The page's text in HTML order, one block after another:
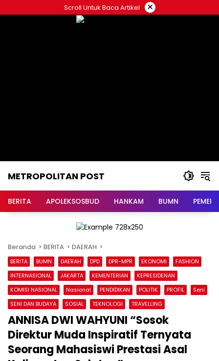
ke
Scroll Untuk Baca Artikel ×
METROPOLITAN POST
BERITA APOLEKSOSBUD HANKAM BUMN
Beranda BERITA DAERAH
BERITA BUMN DAERAH DPD DPR-MPR EKONOMI
FASHION
INTERNASIONAL
JAKARTA KEMENTERIAN
KEPRESIDENAN
KOMISI NASIONAL
Nasional PENDIDIKAN POLITIK PROFIL
Seni
SENI DAN BUDAYA
SOSIAL TEKNOLOGI TRAVELLING
ANNISA DWI WAHYUNI “Sosok
Direktur Muda Inspiratif Ternyata
Seorang Mahasiswi Prestasi Asal